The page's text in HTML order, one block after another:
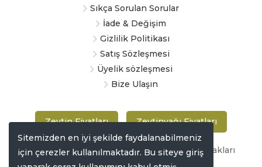
Sıkça Sorulan Sorular
İade & Değişim
Gizlilik Politikası
Satış Sözleşmesi
Üyelik sözleşmesi
Bize Ulaşın
Zeytin Fiyatları Zeytinyağı Fiyatları
Copyright © 2019 zeytinmarketi.com Tüm hakları
saklıdır
Sitemizden en iyi şekilde faydalanabilmeniz
için çerezler kullanılmaktadır. Bu siteye giriş